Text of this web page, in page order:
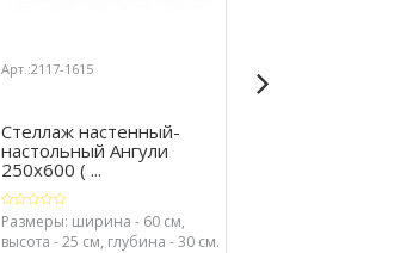
Арт.:2117-1615
Стеллаж настенный-
настольный Ангули
250х600 ( ...
Размеры: ширина - 60 см,
высота - 25 см, глубина - 30 см.
temnyj